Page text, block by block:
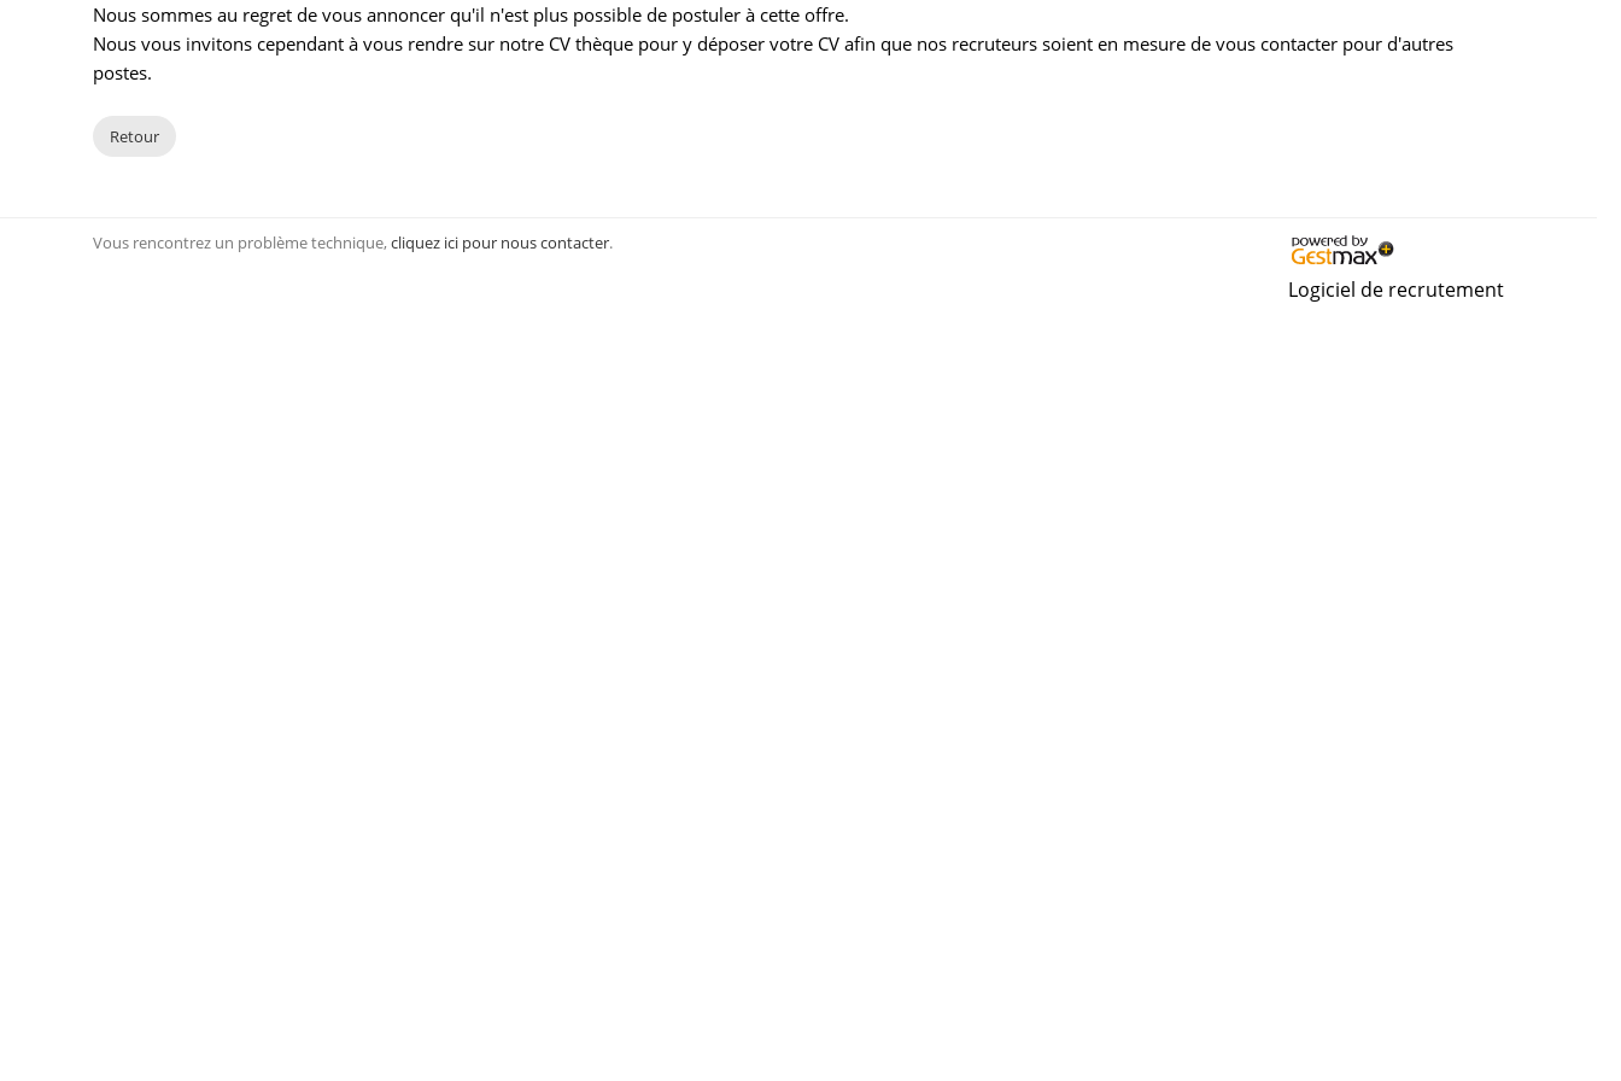
Nous sommes au regret de vous annoncer qu'il n'est plus possible de postuler à cette offre.
Nous vous invitons cependant à vous rendre sur notre CV thèque pour y déposer votre CV afin que nos recruteurs soient en mesure de vous contacter pour d'autres
postes.
Retour
Vous rencontrez un problème technique,cliquez ici pour nous contacter.
Logiciel de recrutement